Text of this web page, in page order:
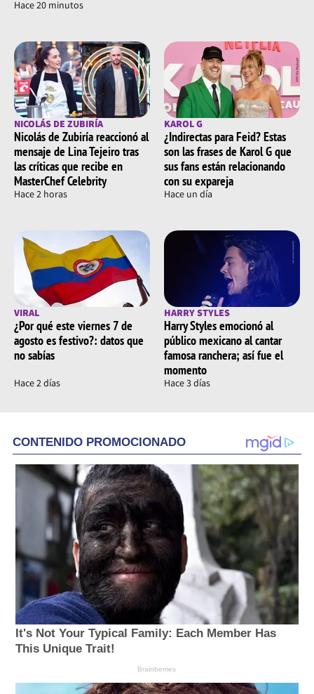
Hace 20 minutos
NICOLÁS DE ZUBIRÍA
Nicolás de Zubiría reaccionó al
mensaje de Lina Tejeiro tras
las críticas que recibe en
MasterChef Celebrity
Hace 2 horas
KAROL G
¿Indirectas para Feid? Estas
son las frases de Karol G que
sus fans están relacionando
con su expareja
Hace un día
VIRAL
¿Por qué este viernes 7 de
agosto es festivo?: datos que
no sabías
Hace 2 días
HARRY STYLES
Harry Styles emocionó al
público mexicano al cantar
famosa ranchera; así fue el
momento
Hace 3 días